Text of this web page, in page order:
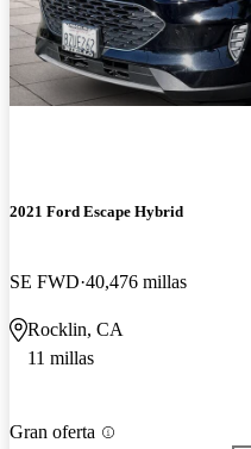
2021 Ford Escape Hybrid
SE FWD 40,476 millas
Rocklin, CA
11 millas
Gran oferta